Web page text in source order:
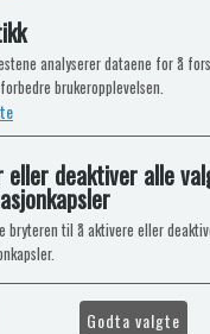
analyserer dataene for å
brukeropplevelsen.
eller deaktiver alle
bryteren til å aktivere eller
Godta valgte